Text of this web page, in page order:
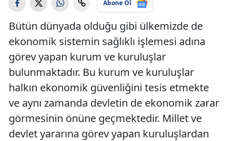
Abone Ol
Bütün dünyada olduğu gibi ülkemizde de
ekonomik sistemin sağlıklı işlemesi adına
görev yapan kurum ve kuruluşlar
bulunmaktadır. Bu kurum ve kuruluşlar
halkın ekonomik güvenliğini tesis etmekte
ve aynı zamanda devletin de ekonomik zarar
görmesinin önüne geçmektedir. Millet ve
devlet yararına görev yapan kuruluşlardan